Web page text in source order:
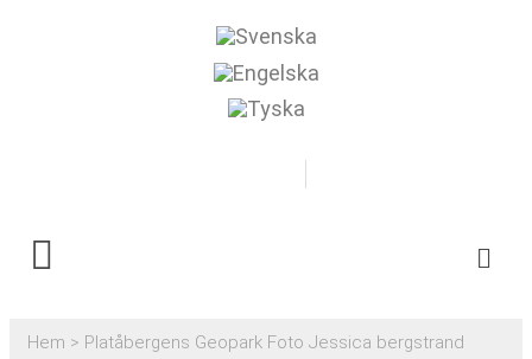
Hem > Platåbergens Geopark Foto Jessica bergstrand